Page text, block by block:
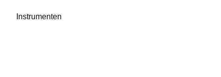
Instrumenten